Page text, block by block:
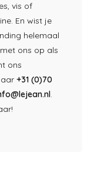
vis of
En wist je
helemaal
ons op als
ons
+31 (0)70
.